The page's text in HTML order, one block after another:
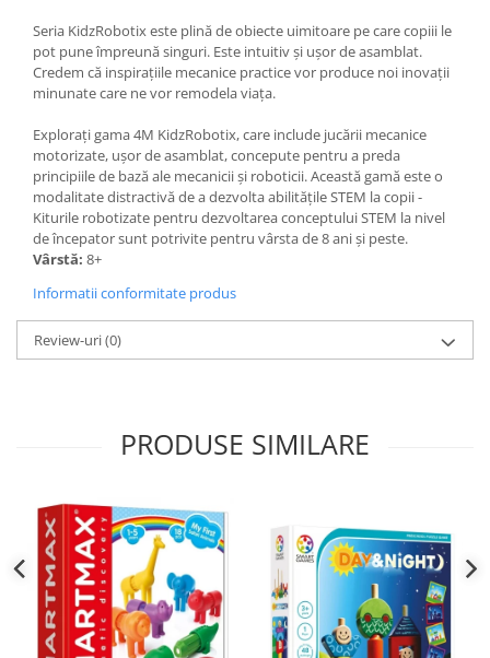
Seria KidzRobotix este plină de obiecte uimitoare pe care copiii le
pot pune împreună singuri. Este intuitiv și ușor de asamblat.
Credem că inspirațiile mecanice practice vor produce noi inovații
minunate care ne vor remodela viața.
Explorați gama 4M KidzRobotix, care include jucării mecanice
motorizate, ușor de asamblat, concepute pentru a preda
principiile de bază ale mecanicii și roboticii. Această gamă este o
modalitate distractivă de a dezvolta abilitățile STEM la copii -
Kiturile robotizate pentru dezvoltarea conceptului STEM la nivel
de începator sunt potrivite pentru vârsta de 8 ani și peste.
Vârstă: 8+
Informatii conformitate produs
Review-uri(0)
PRODUSE SIMILARE